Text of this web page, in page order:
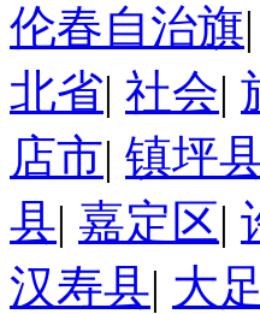
伦春自治旗|
北省| 社会|
店市| 镇坪
县| 嘉定区|
汉寿县| 大